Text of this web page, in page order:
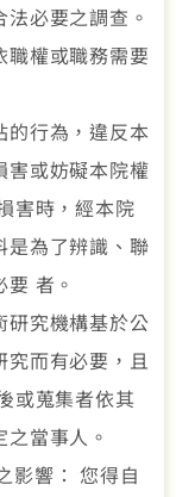
法必要之調查。
職權或職務需要
的行為，違反本
害或妨礙本院權
害時，經本院
是為了辨識、聯
者。
研究機構基於公
究而有必要，且
或蒐集者依其
當事人。
影響： 您得自